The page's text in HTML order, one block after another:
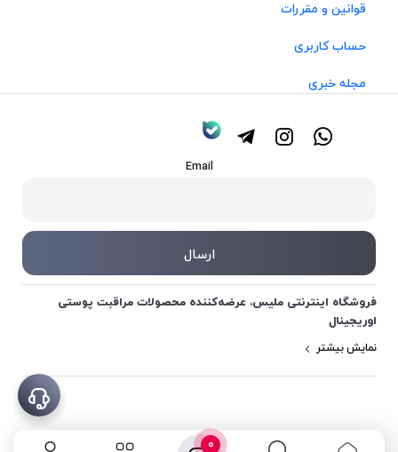
0
قوانین و مقررات
حساب کاربری
مجله خبری
Email
فروشگاه اینترنتی ملیس، عرضه‌کننده محصولات مراقبت پوستی
اوریجینال
نمایش بیشتر